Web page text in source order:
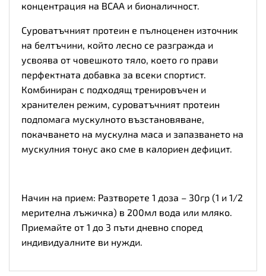
концентрация на BCAA и бионаличност.
Суроватъчният протеин е пълноценен източник
на белтъчини, който лесно се разгражда и
усвоява от човешкото тяло, което го прави
перфектната добавка за всеки спортист.
Комбиниран с подходящ тренировъчен и
хранителен режим, суроватъчният протеин
подпомага мускулното възстановяване,
покачването на мускулна маса и запазването на
мускулния тонус ако сме в калориен дефицит.
Начин на прием: Разтворете 1 доза – 30гр (1 и 1/2
мерителна лъжичка) в 200мл вода или мляко.
Приемайте от 1 до 3 пъти дневно според
индивидуалните ви нужди.